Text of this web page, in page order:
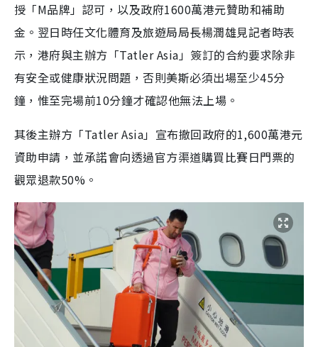
授「M品牌」認可，以及政府1600萬港元贊助和補助
金。翌日時任文化體育及旅遊局局長楊潤雄見記者時表
示，港府與主辦方「Tatler Asia」簽訂的合約要求除非
有安全或健康狀況問題，否則美斯必須出場至少45分
鐘，惟至完場前10分鐘才確認他無法上場。
其後主辦方「Tatler Asia」宣布撤回政府的1,600萬港元
資助申請，並承諾會向透過官方渠道購買比賽日門票的
觀眾退款50%。